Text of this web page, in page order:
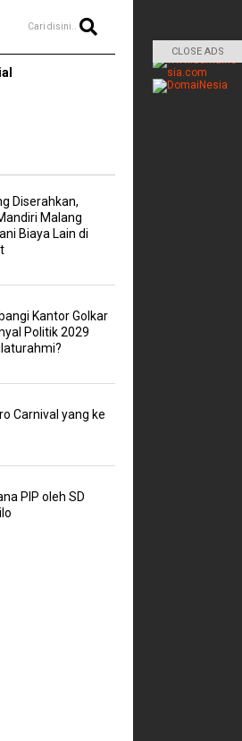
Cari disini..
Diserahkan,
Malang
Biaya Lain di
Kantor Golkar
Politik 2029
Carnival yang ke
PIP oleh SD
CLOSE ADS